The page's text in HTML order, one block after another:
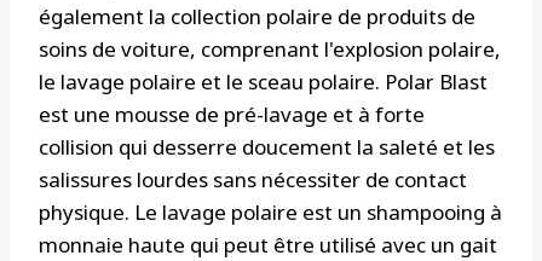
également la collection polaire de produits de
soins de voiture, comprenant l'explosion polaire,
le lavage polaire et le sceau polaire. Polar Blast
est une mousse de pré-lavage et à forte
collision qui desserre doucement la saleté et les
salissures lourdes sans nécessiter de contact
physique. Le lavage polaire est un shampooing à
monnaie haute qui peut être utilisé avec un gait